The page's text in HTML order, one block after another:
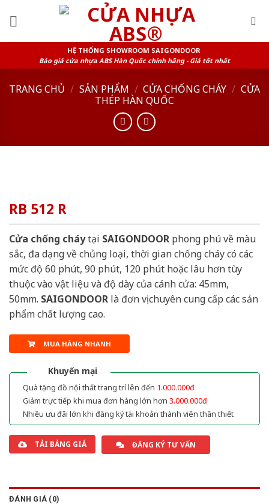
HỆ THỐNG SHOWROOM SAIGONDOOR
Báo giá cửa nhựa ABS Hàn Quốc chính hãng - Giá tốt nhất
TRANG CHỦ / SẢN PHẨM / CỬA CHỐNG CHÁY / CỬA
THÉP HÀN QUỐC
RB 512 R
Cửa chống cháytại SAIGONDOOR phong phú về màu
sắc, đa dạng về chủng loại, thời gian chống cháy có các
mức độ 60 phút, 90 phút, 120 phút hoặc lâu hơn tùy
thuộc vào vật liệu và độ dày của cánh cửa: 45mm,
50mm. SAIGONDOOR là đơn vị chuyên cung cấp các sản
phẩm chất lượng cao.
MUA HÀNG NHANH
Khuyến mại
Quà tặng đồ nội thất trang trí lên đến 1.000.000đ
Giảm trực tiếp khi mua đơn hàng lớn hơn 3.000.000đ
Nhiều ưu đãi lớn khi đăng ký tài khoản thành viên thân thiết
TẢI BẢNG GIÁ ĐĂNG KÝ TƯ VẤN
ĐÁNH GIÁ (0)